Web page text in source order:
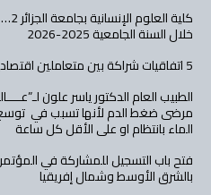
خلال السنة الجامعية 2025-2026
5 اتفاقيات شراكة بين متعاملين اقتصاديين جزائريين وسنغاليين
الطبيب العام الدكتور ياسر علون
مرضى ضغط الدم لأنها تسبب في
الماء بانتظام او على الأقل كل ساعة
فتح باب التسجيل للمشاركة في
بالشرق الأوسط وشمال إفريقيا